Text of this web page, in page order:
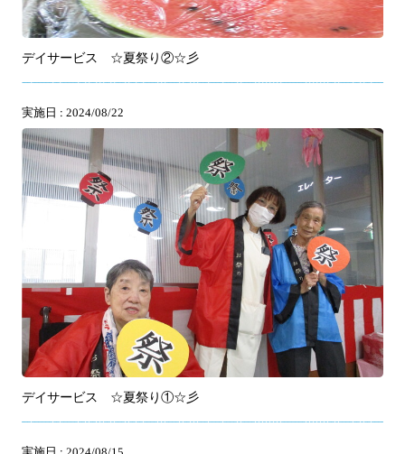
デイサービス ☆夏祭り②☆彡
実施日 : 2024/08/22
デイサービス ☆夏祭り①☆彡